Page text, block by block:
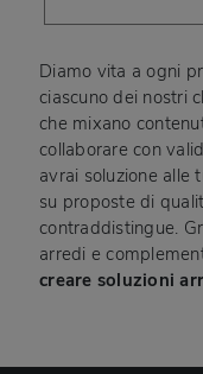
Diamo vita a ogni
ciascuno dei nostri
che mixano
collaborare con
avrai soluzione alle
su proposte di
contraddistingue.
arredi e
creare soluzioni